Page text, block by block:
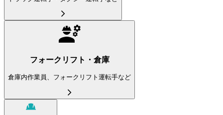
フォークリフト・倉庫
倉庫内作業員、フォークリフト運転手など